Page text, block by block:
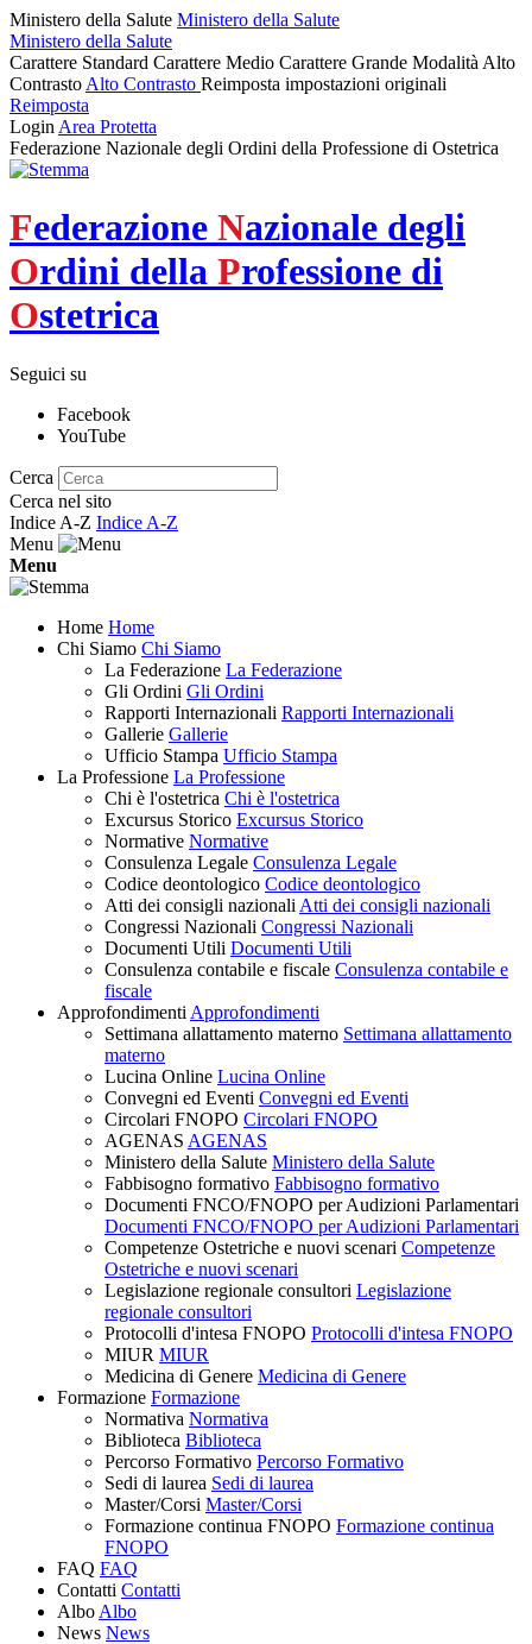
Ministero della Salute Ministero della Salute
Ministero della Salute
Carattere Standard Carattere Medio Carattere Grande Modalità Alto
Contrasto Alto Contrasto Reimposta impostazioni originali
Reimposta
Login Area Protetta
Federazione Nazionale degli Ordini della Professione di Ostetrica
Federazione Nazionale degli
Ordini della Professione di
Ostetrica
Seguici su
Facebook
YouTube
Cerca
Cerca nel sito
Indice A-Z Indice A-Z
Menu
Menu
Home Home
Chi Siamo Chi Siamo
La Federazione La Federazione
Gli Ordini Gli Ordini
Rapporti Internazionali Rapporti Internazionali
Gallerie Gallerie
Ufficio Stampa Ufficio Stampa
La Professione La Professione
Chi è l'ostetrica Chi è l'ostetrica
Excursus Storico Excursus Storico
Normative Normative
Consulenza Legale Consulenza Legale
Codice deontologico Codice deontologico
Atti dei consigli nazionali Atti dei consigli nazionali
Congressi Nazionali Congressi Nazionali
Documenti Utili Documenti Utili
Consulenza contabile e fiscale Consulenza contabile e
fiscale
Approfondimenti Approfondimenti
Settimana allattamento materno Settimana allattamento
materno
Lucina Online Lucina Online
Convegni ed Eventi Convegni ed Eventi
Circolari FNOPO Circolari FNOPO
AGENAS AGENAS
Ministero della Salute Ministero della Salute
Fabbisogno formativo Fabbisogno formativo
Documenti FNCO/FNOPO per Audizioni Parlamentari
Documenti FNCO/FNOPO per Audizioni Parlamentari
Competenze Ostetriche e nuovi scenari Competenze
Ostetriche e nuovi scenari
Legislazione regionale consultori Legislazione
regionale consultori
Protocolli d'intesa FNOPO Protocolli d'intesa FNOPO
MIUR MIUR
Medicina di Genere Medicina di Genere
Formazione Formazione
Normativa Normativa
Biblioteca Biblioteca
Percorso Formativo Percorso Formativo
Sedi di laurea Sedi di laurea
Master/Corsi Master/Corsi
Formazione continua FNOPO Formazione continua
FNOPO
FAQ FAQ
Contatti Contatti
Albo Albo
News News